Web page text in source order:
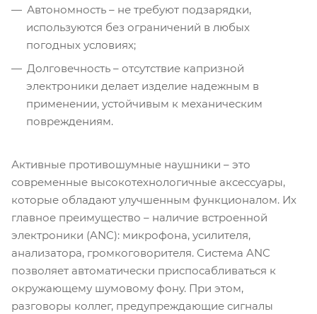
Автономность – не требуют подзарядки,
используются без ограничений в любых
погодных условиях;
Долговечность – отсутствие капризной
электроники делает изделие надежным в
применении, устойчивым к механическим
повреждениям.
Активные противошумные наушники – это
современные высокотехнологичные аксессуары,
которые обладают улучшенным функционалом. Их
главное преимущество – наличие встроенной
электроники (ANC): микрофона, усилителя,
анализатора, громкоговорителя. Система ANC
позволяет автоматически приспосабливаться к
окружающему шумовому фону. При этом,
разговоры коллег, предупреждающие сигналы